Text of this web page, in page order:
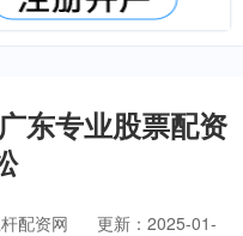
东专业股票配资
配资网
更新：2025-01-